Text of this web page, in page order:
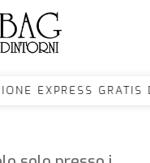
EXPRESS